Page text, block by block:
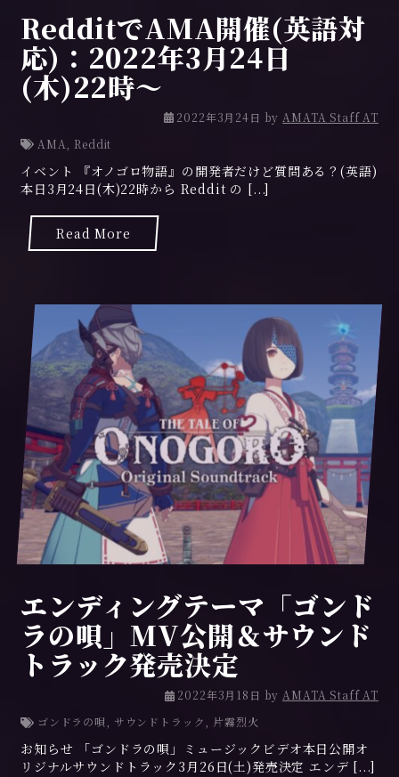
RedditでAMA開催(英語対
応)：2022年3月24日
(木)22時～
2022年3月24日 2
2
年
by AMATA Staff AT
AMA
Reddit
イベント 『オノゴロ物語』の開発者だけど質問ある？(英語)
本日3月24日(木)22時から Reddit の [...]
Read More
エンディングテーマ「ゴンド
ラの唄」MV公開＆サウンド
トラック発売決定
2022年3月18日 2
2
年
by AMATA Staff AT
ゴンドラの唄
サウンドトラック 片霧烈火
お知らせ 「ゴンドラの唄」ミュージックビデオ本日公開オ
リジナルサウンドトラック3月26日(土)発売決定 エンデ [...]